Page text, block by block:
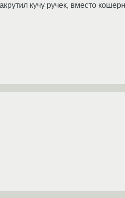
кучу ручек, вместо